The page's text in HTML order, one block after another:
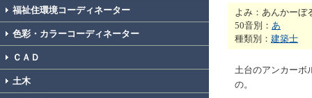
福祉住環境コーディネーター
色彩・カラーコーディネーター
ＣＡＤ
土木
よみ：あんかーぼ
50音別： あ
種類別： 建築士
土台のアンカーボ
の。